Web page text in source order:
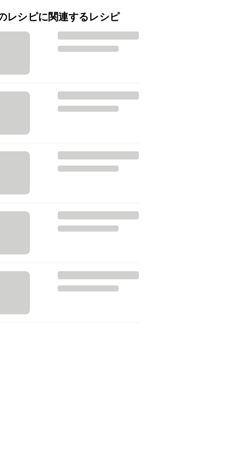
レシピに関連するレシピ